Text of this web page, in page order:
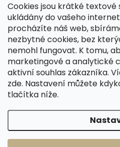
Cookies jsou krátké textové
ukládány do vašeho
procházíte náš web,
nezbytné cookies, bez
nemohl fungovat. K tomu,
marketingové a analytické
aktivní souhlas zákazníka.
zde. Nastavení můžete
tlačítka níže.
KONTAKT
dotazy@spongr.cz
+420 776 663 962
https://
spongr.cz